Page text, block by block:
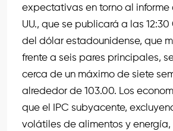
expectativas en torno al informe
UU., que se publicará a las 12:30
del dólar estadounidense, que
frente a seis pares principales,
cerca de un máximo de siete
alrededor de 103.00. Los
que el IPC subyacente,
volátiles de alimentos y energía,